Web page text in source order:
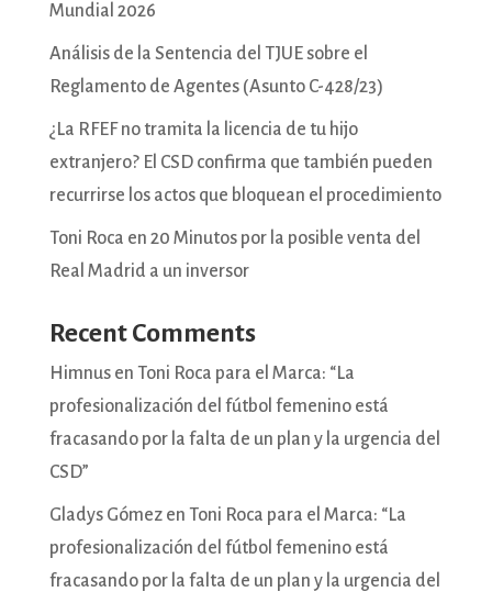
Mundial 2026
Análisis de la Sentencia del TJUE sobre el
Reglamento de Agentes (Asunto C-428/23)
¿La RFEF no tramita la licencia de tu hijo
extranjero? El CSD confirma que también pueden
recurrirse los actos que bloquean el procedimiento
Toni Roca en 20 Minutos por la posible venta del
Real Madrid a un inversor
Recent Comments
Himnusen Toni Roca para el Marca: “La
profesionalización del fútbol femenino está
fracasando por la falta de un plan y la urgencia del
CSD”
Gladys Gómezen Toni Roca para el Marca: “La
profesionalización del fútbol femenino está
fracasando por la falta de un plan y la urgencia del